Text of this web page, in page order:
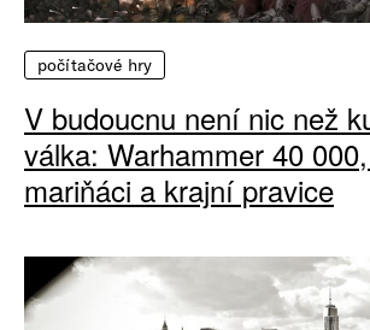
počítačové hry
V budoucnu není nic než
válka: Warhammer 40
mariňáci a krajní pravice